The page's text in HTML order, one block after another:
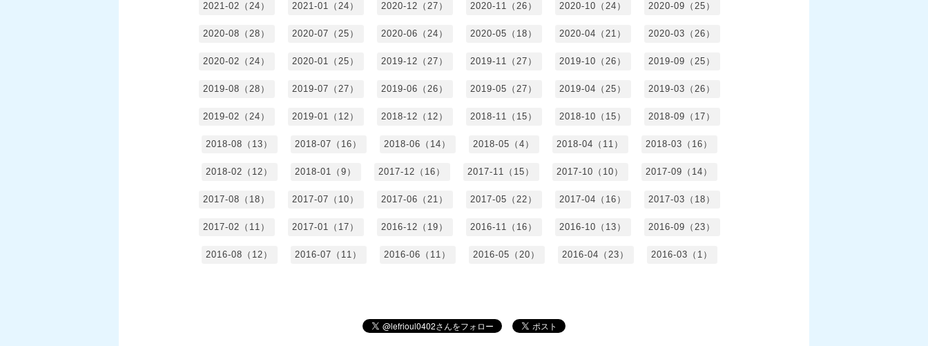
2021-02（24） 2021-01（24） 2020-12（27） 2020-11（26） 2020-10（24） 2020-09（25）
2020-08（28） 2020-07（25） 2020-06（24） 2020-05（18） 2020-04（21） 2020-03（26）
2020-02（24） 2020-01（25） 2019-12（27） 2019-11（27） 2019-10（26） 2019-09（25）
2019-08（28） 2019-07（27） 2019-06（26） 2019-05（27） 2019-04（25） 2019-03（26）
2019-02（24） 2019-01（12） 2018-12（12） 2018-11（15） 2018-10（15） 2018-09（17）
2018-08（13） 2018-07（16） 2018-06（14） 2018-05（4） 2018-04（11） 2018-03（16）
2018-02（12） 2018-01（9） 2017-12（16） 2017-11（15） 2017-10（10） 2017-09（14）
2017-08（18） 2017-07（10） 2017-06（21） 2017-05（22） 2017-04（16） 2017-03（18）
2017-02（11） 2017-01（17） 2016-12（19） 2016-11（16） 2016-10（13） 2016-09（23）
2016-08（12） 2016-07（11） 2016-06（11） 2016-05（20） 2016-04（23） 2016-03（1）